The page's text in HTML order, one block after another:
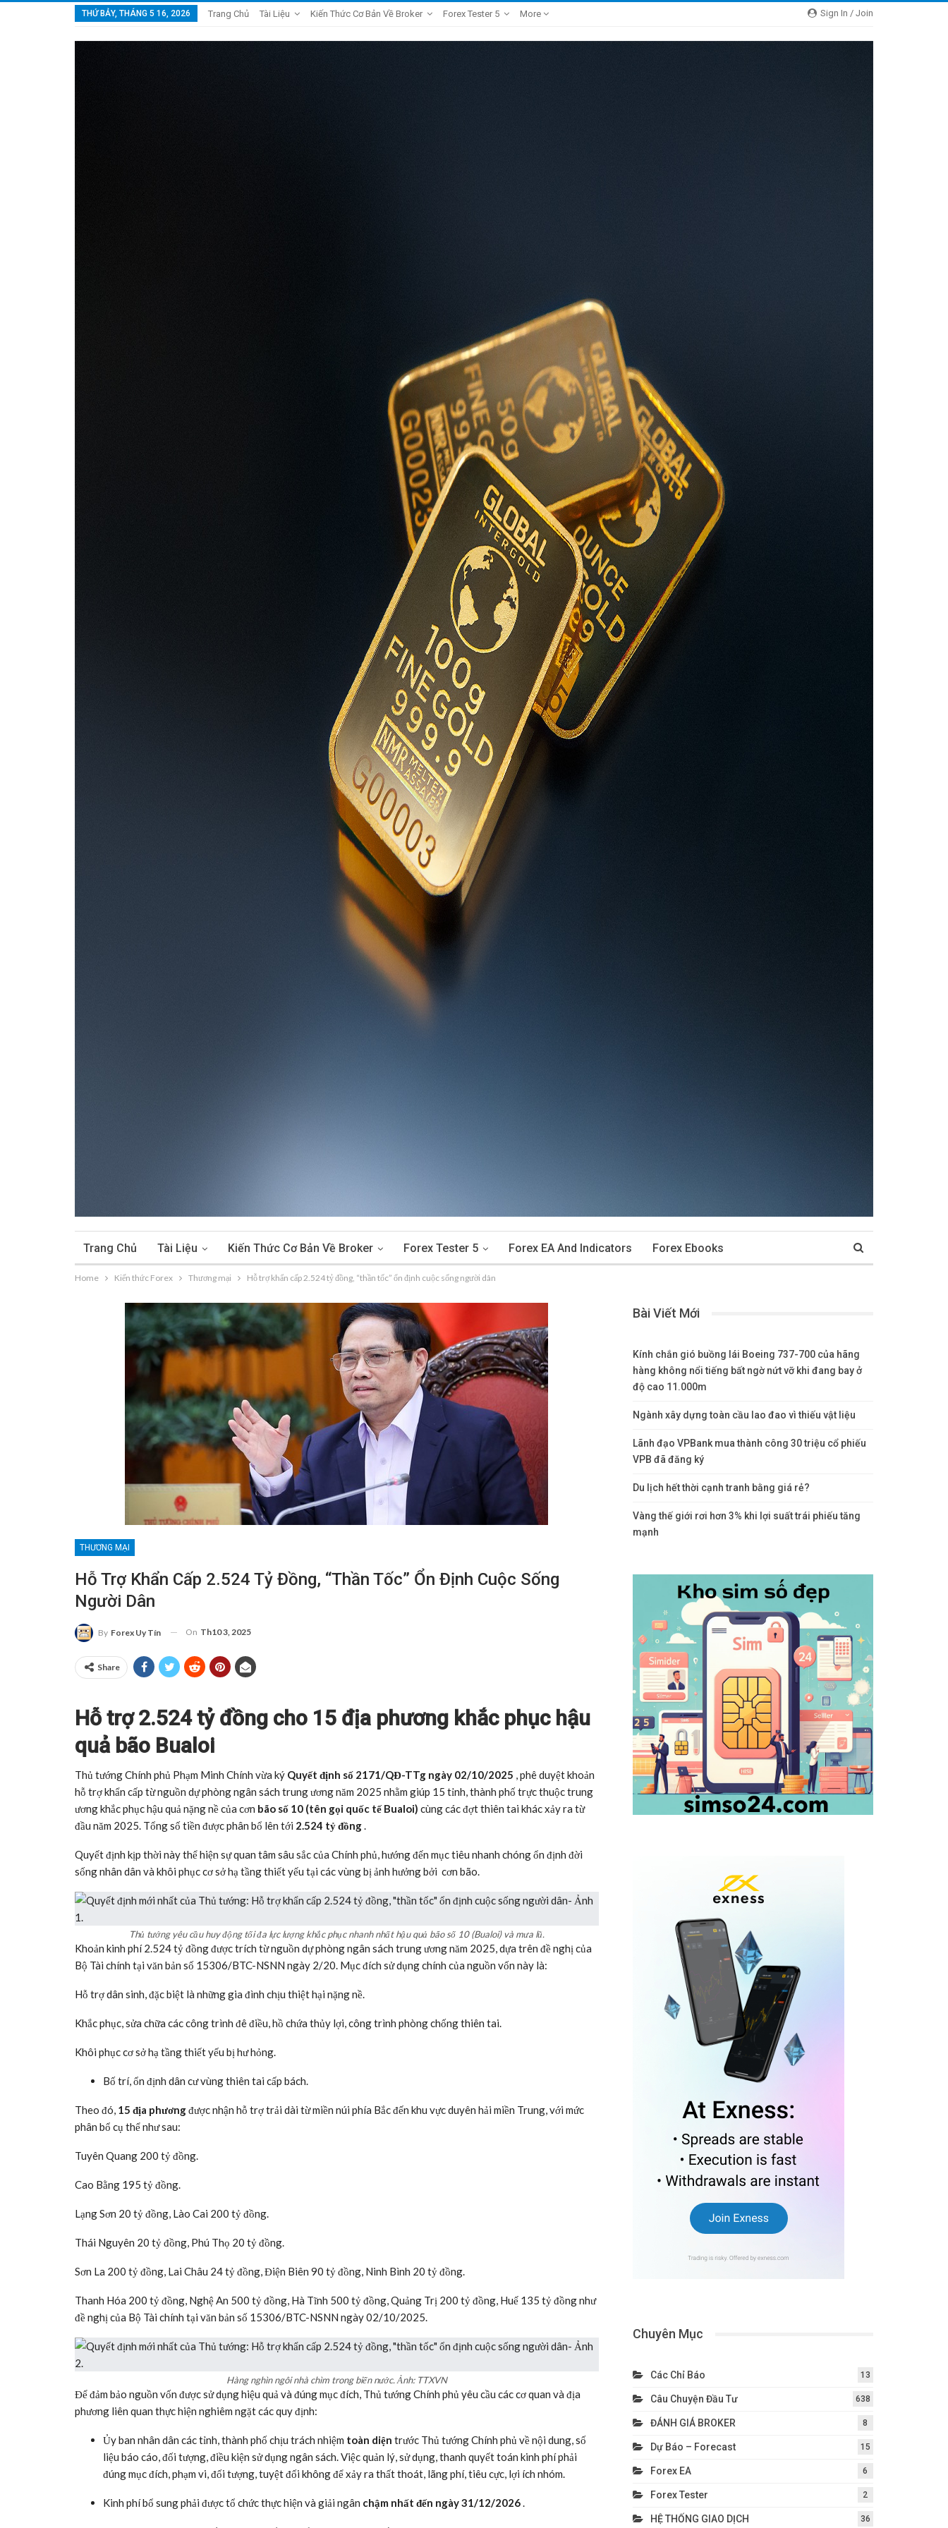
Sign In / Join
THỨ BẢY, THÁNG 5 16, 2026 Trang Chủ Tài Liệu Kiến Thức Cơ Bản Về Broker Forex Tester 5 More
Trang Chủ Tài Liệu Kiến Thức Cơ Bản Về Broker Forex Tester 5 Forex EA And Indicators Forex Ebooks
Home Kiến thức Forex Thương mại Hỗ trợ khẩn cấp 2.524 tỷ đồng, “thần tốc” ổn định cuộc sống người dân
THƯƠNG MẠI
Hỗ Trợ Khẩn Cấp 2.524 Tỷ Đồng, “thần Tốc” Ổn Định Cuộc Sống
Người Dân
By Forex Uy Tín On Th10 3, 2025
Share
Hỗ trợ 2.524 tỷ đồng cho 15 địa phương khắc phục hậu
quả bão Bualoi
Thủ tướng Chính phủ Phạm Minh Chính vừa ký Quyết định số 2171/QĐ-TTg ngày 02/10/2025 , phê duyệt khoản
hỗ trợ khẩn cấp từ nguồn dự phòng ngân sách trung ương năm 2025 nhằm giúp 15 tỉnh, thành phố trực thuộc trung
ương khắc phục hậu quả nặng nề của cơn bão số 10 (tên gọi quốc tế Bualoi) cùng các đợt thiên tai khác xảy ra từ
đầu năm 2025. Tổng số tiền được phân bổ lên tới 2.524 tỷ đồng.
Quyết định kịp thời này thể hiện sự quan tâm sâu sắc của Chính phủ, hướng đến mục tiêu nhanh chóng ổn định đời
sống nhân dân và khôi phục cơ sở hạ tầng thiết yếu tại các vùng bị ảnh hưởng bởi cơn bão.
Khoản kinh phí 2.524 tỷ đồng được trích từ nguồn dự phòng ngân sách trung ương năm 2025, dựa trên đề nghị của
Khôi phục cơ sở hạ tầng thiết yếu bị hư hỏng.
Bố trí, ổn định dân cư vùng thiên tai cấp bách.
Theo đó,
phân bổ cụ thể như sau:
Tuyên Quang 200 tỷ đồng.
Cao Bằng 195 tỷ đồng.
Lạng Sơn 20 tỷ đồng, Lào Cai 200 tỷ đồng.
Thái Nguyên 20 tỷ đồng, Phú Thọ 20 tỷ đồng.
Bài Viết Mới
Kính chắn gió buồng lái Boeing 737-700 của hãng
hàng không nổi tiếng bất ngờ nứt vỡ khi đang bay ở
độ cao 11.000m
Ngành xây dựng toàn cầu lao đao vì thiếu vật liệu
Lãnh đạo VPBank mua thành công 30 triệu cổ phiếu
VPB đã đăng ký
Du lịch hết thời cạnh tranh bằng giá rẻ?
Vàng thế giới rơi hơn 3% khi lợi suất trái phiếu tăng
mạnh
Chuyên Mục
Các Chỉ Báo 13
Câu Chuyện Đầu Tư 638
ĐÁNH GIÁ BROKER 8
Dự Báo – Forecast 15
Forex EA 6
Forex Tester 2
HỆ THỐNG GIAO DỊCH 36